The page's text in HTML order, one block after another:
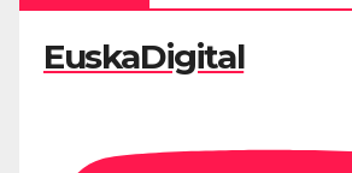
EuskaDigital